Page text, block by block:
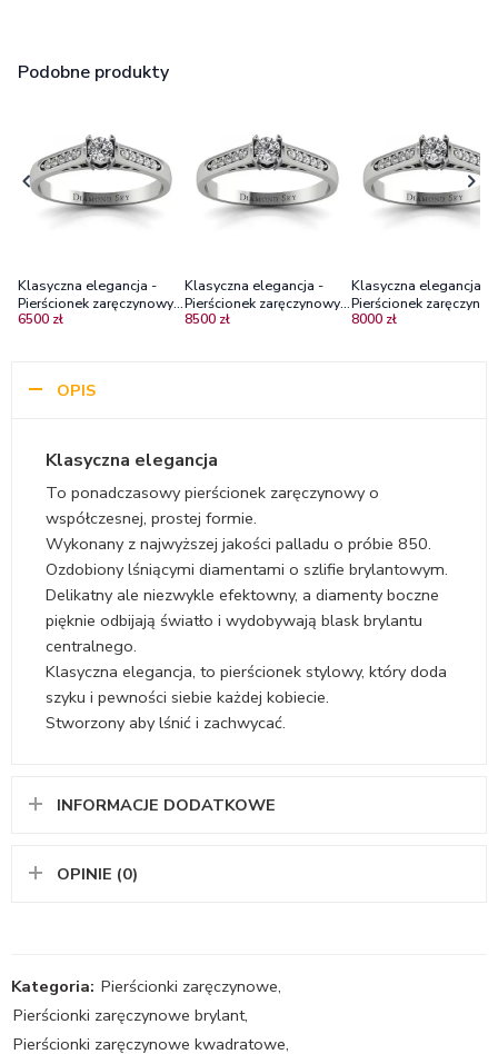
Podobne produkty
Klasyczna elegancja -
Pierścionek zaręczynowy z
palladu z diamentami
6500 zł
Klasyczna elegancja -
Pierścionek zaręczynowy z
palladu z diamentami
8500 zł
Klasyczna elegancja -
Pierścionek
palladu z diamentami
8000 zł
OPIS
Klasyczna elegancja
To ponadczasowy pierścionek zaręczynowy o
współczesnej, prostej formie.
Wykonany z najwyższej jakości palladu o próbie 850.
Ozdobiony lśniącymi diamentami o szlifie brylantowym.
Delikatny ale niezwykle efektowny, a diamenty boczne
pięknie odbijają światło i wydobywają blask brylantu
centralnego.
Klasyczna elegancja, to pierścionek stylowy, który doda
szyku i pewności siebie każdej kobiecie.
Stworzony aby lśnić i zachwycać.
INFORMACJE DODATKOWE
OPINIE (0)
Kategoria: Pierścionki zaręczynowe,
Pierścionki zaręczynowe brylant,
Pierścionki zaręczynowe kwadratowe,